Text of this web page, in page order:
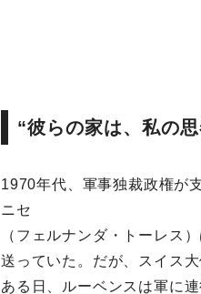
“彼らの家は、私の
1970年代、軍事独裁政権が
ニセ
（フェルナンダ・トーレス
送っていた。だが、スイス
ある⽇、ルーベンスは軍に